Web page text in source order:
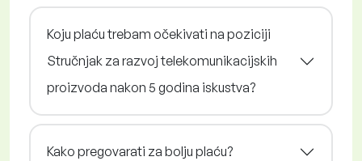
Koju plaću trebam očekivati na poziciji
Stručnjak za razvoj telekomunikacijskih
proizvoda nakon 5 godina iskustva?
Kako pregovarati za bolju plaću?